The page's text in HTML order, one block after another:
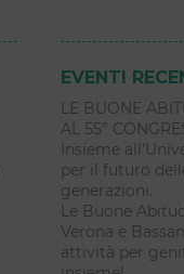
EVENTI
LE BUONE
AL 55°
Insieme
per il futuro
generazioni.
Le Buone
Verona e
attività per